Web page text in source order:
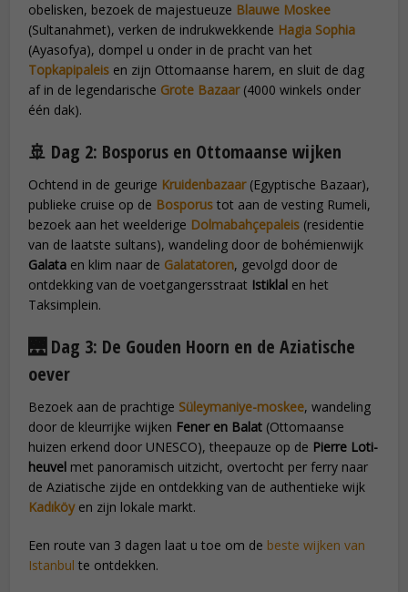
obelisken, bezoek de majestueuze Blauwe Moskee
(Sultanahmet), verken de indrukwekkende Hagia Sophia
(Ayasofya), dompel u onder in de pracht van het
Topkapipaleis en zijn Ottomaanse harem, en sluit de dag
af in de legendarische Grote Bazaar(4000 winkels onder
één dak).
🚢 Dag 2: Bosporus en Ottomaanse wijken
Ochtend in de geurige Kruidenbazaar(Egyptische Bazaar),
publieke cruise op de Bosporus tot aan de vesting Rumeli,
bezoek aan het weelderige Dolmabahçepaleis (residentie
van de laatste sultans), wandeling door de bohémienwijk
Galata en klim naar de Galatatoren, gevolgd door de
ontdekking van de voetgangersstraat Istiklal en het
Taksimplein.
🌉 Dag 3: De Gouden Hoorn en de Aziatische
oever
Bezoek aan de prachtige Süleymaniye-moskee, wandeling
door de kleurrijke wijken Fener en Balat (Ottomaanse
huizen erkend door UNESCO), theepauze op de Pierre Loti-
heuvel met panoramisch uitzicht, overtocht per ferry naar
de Aziatische zijde en ontdekking van de authentieke wijk
Kadıköyen zijn lokale markt.
Een route van 3 dagen laat u toe om de beste wijken van
Istanbul te ontdekken.